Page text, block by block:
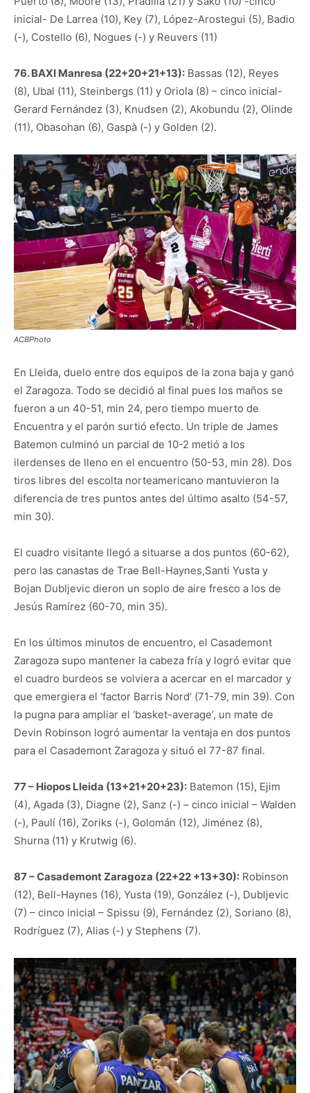
inicial- De Larrea (10), Key (7), López-Arostegui (5), Badio
(-), Costello (6), Nogues (-) y Reuvers (11)
76. BAXI Manresa (22+20+21+13): Bassas (12), Reyes
(8), Ubal (11), Steinbergs (11) y Oriola (8) – cinco inicial-
Gerard Fernández (3), Knudsen (2), Akobundu (2), Olinde
(11), Obasohan (6), Gaspà (-) y Golden (2).
ACBPhoto
En Lleida, duelo entre dos equipos de la zona baja y ganó
el Zaragoza. Todo se decidió al final pues los maños se
fueron a un 40-51, min 24, pero tiempo muerto de
Encuentra y el parón surtió efecto. Un triple de James
Batemon culminó un parcial de 10-2 metió a los
ilerdenses de lleno en el encuentro (50-53, min 28). Dos
tiros libres del escolta norteamericano mantuvieron la
diferencia de tres puntos antes del último asalto (54-57,
min 30).
El cuadro visitante llegó a situarse a dos puntos (60-62),
pero las canastas de Trae Bell-Haynes,Santi Yusta y
Bojan Dubljevic dieron un soplo de aire fresco a los de
Jesús Ramírez (60-70, min 35).
En los últimos minutos de encuentro, el Casademont
Zaragoza supo mantener la cabeza fría y logró evitar que
el cuadro burdeos se volviera a acercar en el marcador y
que emergiera el ‘factor Barris Nord’ (71-79, min 39). Con
la pugna para ampliar el ‘basket-average’, un mate de
Devin Robinson logró aumentar la ventaja en dos puntos
para el Casademont Zaragoza y situó el 77-87 final.
77 – Hiopos Lleida (13+21+20+23): Batemon (15), Ejim
(4), Agada (3), Diagne (2), Sanz (-) – cinco inicial – Walden
(-), Paulí (16), Zoriks (-), Golomán (12), Jiménez (8),
Shurna (11) y Krutwig (6).
87 – Casademont Zaragoza (22+22 +13+30): Robinson
(12), Bell-Haynes (16), Yusta (19), González (-), Dubljevic
(7) – cinco inicial – Spissu (9), Fernández (2), Soriano (8),
Rodríguez (7), Alias (-) y Stephens (7).